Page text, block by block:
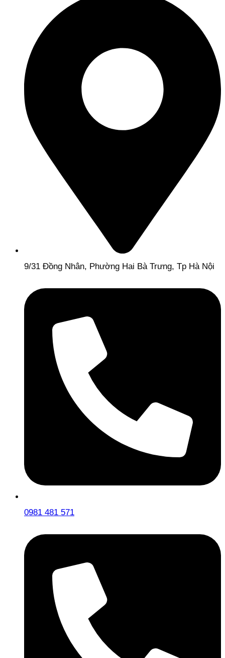
9/31 Đồng Nhân, Phường Hai Bà Trưng, Tp Hà Nội
0981 481 571